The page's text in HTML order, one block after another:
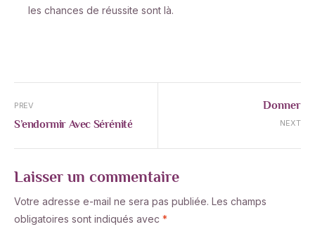
les chances de réussite sont là.
PREV
S’endormir Avec Sérénité NEXT
Donner
Laisser un commentaire
Votre adresse e-mail ne sera pas publiée. Les champs
obligatoires sont indiqués avec *